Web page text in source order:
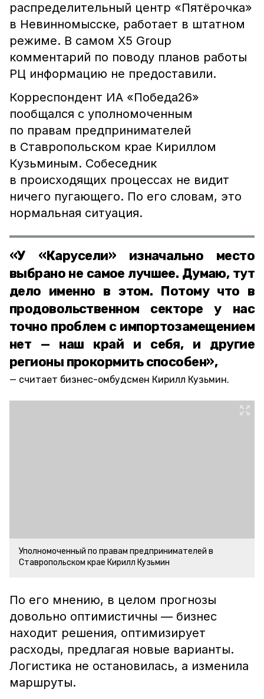
распределительный центр «Пятёрочка»
в Невинномысске, работает в штатном
режиме. В самом Х5 Group
комментарий по поводу планов работы
РЦ информацию не предоставили.
Корреспондент ИА «Победа26»
пообщался с уполномоченным
по правам предпринимателей
в Ставропольском крае Кириллом
Кузьминым. Собеседник
в происходящих процессах не видит
ничего пугающего. По его словам, это
нормальная ситуация.
«У «Карусели» изначально место
выбрано не самое лучшее. Думаю, тут
дело именно в этом. Потому что в
продовольственном секторе у нас
точно проблем с импортозамещением
нет — наш край и себя, и другие
регионы прокормить способен»,
считает бизнес-омбудсмен Кирилл Кузьмин.
Уполномоченный по правам предпринимателей в
Ставропольском крае Кирилл Кузьмин
По его мнению, в целом прогнозы
довольно оптимистичны — бизнес
находит решения, оптимизирует
расходы, предлагая новые варианты.
Логистика не остановилась, а изменила
маршруты.